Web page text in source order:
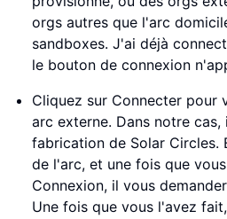
orgs autres que l'arc
sandboxes. J'ai déjà
le bouton de connexion
Cliquez sur Connecter pour
arc externe. Dans notre
fabrication de Solar Circles.
de l'arc, et une fois que
Connexion, il vous
Une fois que vous l'avez